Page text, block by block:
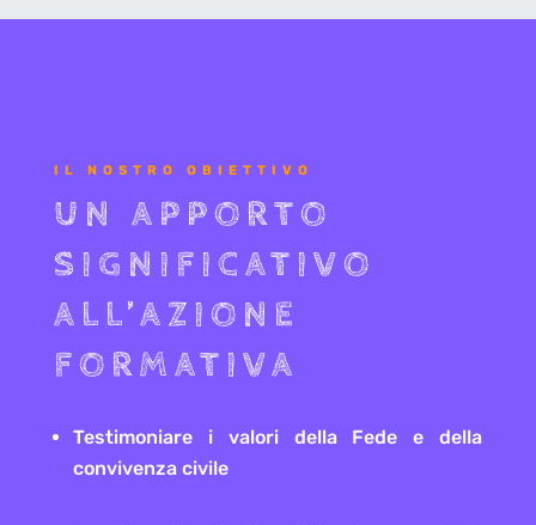
IL NOSTRO OBIETTIVO
UN APPORTO
SIGNIFICATIVO
ALL’AZIONE
FORMATIVA
Testimoniare i valori della Fede e della
convivenza civile